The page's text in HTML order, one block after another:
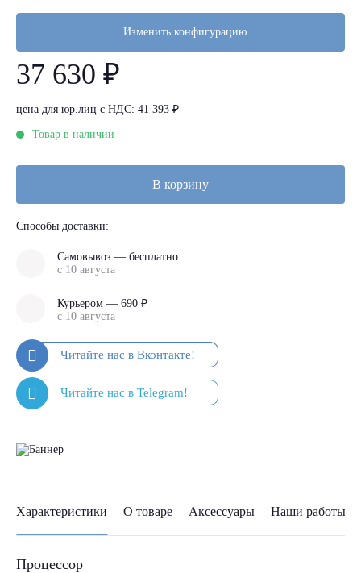
Изменить конфигурацию
37 630 ₽
цена для юр.лиц с НДС: 41 393 ₽
Товар в наличии
В корзину
Способы доставки:
Самовывоз — бесплатно
с 10 августа
Курьером — 690 ₽
с 10 августа
Характеристики О товаре Аксессуары Наши работы
Процессор